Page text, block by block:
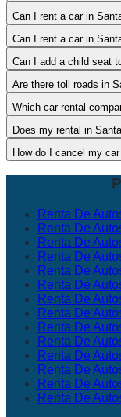
Can I rent a car in
Can I rent a car in
Can I add a child seat
Are there toll roads in
Which car rental
Does my rental in
How do I cancel my
Renta De
Renta De
Renta De
Renta De
Renta De
Renta De
Renta De
Renta De
Renta De
Renta De
Renta De
Renta De
Renta De
Renta De